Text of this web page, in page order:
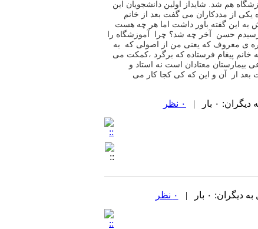
هم شد‪ . شایداز اولین دانشجویان این
یکی از مددکاران می گفت بعد از خانم
به این گفته باور داشت اما هر چه هست
حسن آخر چه شد؟ چرا آموزشگاه را
ی معروف که یعنی من از اصولی که به
خانم پیغام فرستاده که برگرد ،کمکت می
بیمارستان معتادان است نه استاد و
بعد از آن و
این که کی کجا کار می
۰ بار | ۰ نظر
۰ بار | ۰ نظر